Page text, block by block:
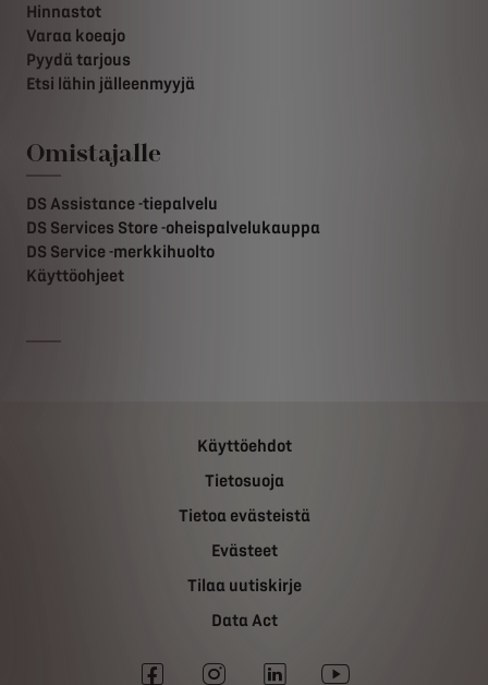
Hinnastot
Varaa koeajo
Pyydä tarjous
Etsi lähin jälleenmyyjä
Omistajalle
DS Assistance -tiepalvelu
DS Services Store -oheispalvelukauppa
DS Service -merkkihuolto
Käyttöohjeet
Käyttöehdot
Tietosuoja
Tietoa evästeistä
Evästeet
Tilaa uutiskirje
Data Act